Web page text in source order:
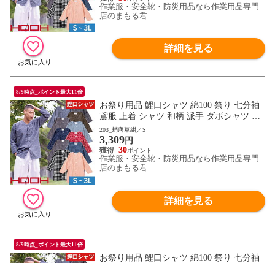
0 作業服 通年 大きいサイズ
作業服・安全靴・防災用品なら作業用品専門
店のまもる君
詳細を見る
8/9時点_ポイント最大11倍
お祭り用品 鯉口シャツ 綿100 祭り 七分袖
鳶服 上着 シャツ 和柄 派手 ダボシャツ 村
上被服 鳳皇 HOOH お祭り 夏祭り 花火大会
衣装 大人 男 縁日 出店 おみこし 祭り 職人
神和風 柄 華やか かっこいい おしゃれ 570
0 作業服 通年 大きいサイズ
203_蛸唐草紺／S
3,309円
30
作業服・安全靴・防災用品なら作業用品専門
店のまもる君
詳細を見る
8/9時点_ポイント最大11倍
お祭り用品 鯉口シャツ 綿100 祭り 七分袖